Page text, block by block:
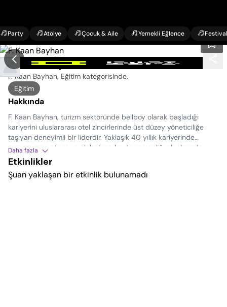
Party Atölye Çocuk & Aile Yemekli Eğlence Festival
F. Kaan Bayhan Etkinlikleri
F. Kaan Bayhan, Eğitim kategorisinde.
Eğitim
Hakkında
F. Kaan Bayhan, turizm sektöründe bellboy olarak başladığı
kariyerini uluslararası otel zincirlerinde üst düzey yöneticiliğe
taşıyan deneyimli bir liderdir. Yaklaşık 40 yıllık kariyerinde
operasyon, yatırım ve global marka danışmanlığı alanlarında
önemli roller üstlenmiştir.
Bugün ise ICF sertifikalı yönetici ve takım koçu, eğitmen ve
konuşmacı olarak; liderlik, alışkanlıklar ve zihinsel dönüşüm
Daha fazla
Etkinlikler
Şuan yaklaşan bir etkinlik bulunamadı